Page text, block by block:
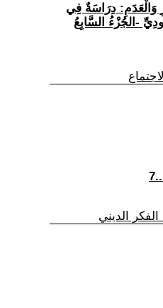
وَالْعَدَمِ: دِرَاسَةٌ فِي
-الجُزْءُ السَّابِعُ
الفكر الديني